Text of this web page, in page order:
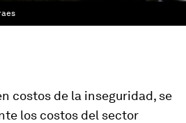
costos de la inseguridad, se
los costos del sector